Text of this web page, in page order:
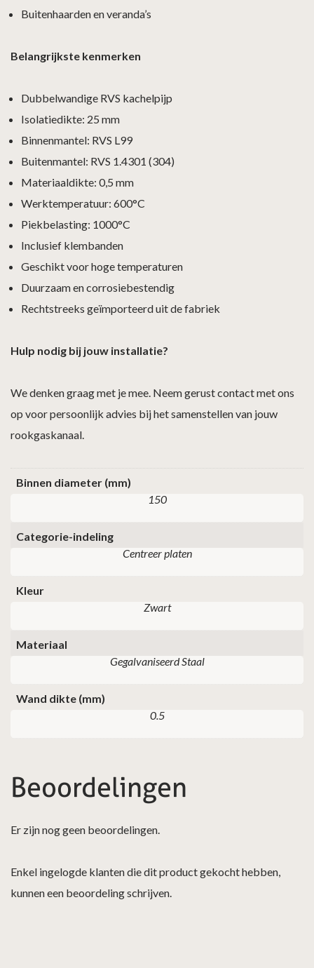
Buitenhaarden en veranda’s
Belangrijkste kenmerken
Dubbelwandige RVS kachelpijp
Isolatiedikte: 25 mm
Binnenmantel: RVS L99
Buitenmantel: RVS 1.4301 (304)
Materiaaldikte: 0,5 mm
Werktemperatuur: 600°C
Piekbelasting: 1000°C
Inclusief klembanden
Geschikt voor hoge temperaturen
Duurzaam en corrosiebestendig
Rechtstreeks geïmporteerd uit de fabriek
Hulp nodig bij jouw installatie?
We denken graag met je mee. Neem gerust contact met ons
op voor persoonlijk advies bij het samenstellen van jouw
rookgaskanaal.
Binnen diameter (mm)
150
Categorie-indeling
Centreer platen
Kleur
Zwart
Materiaal
Gegalvaniseerd Staal
Wand dikte (mm)
0.5
Beoordelingen
Er zijn nog geen beoordelingen.
Enkel ingelogde klanten die dit product gekocht hebben,
kunnen een beoordeling schrijven.